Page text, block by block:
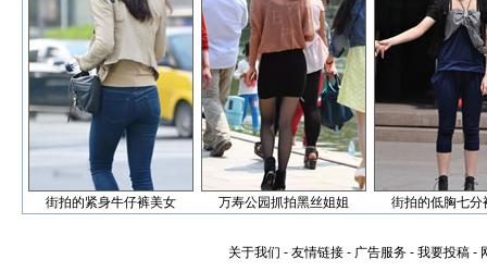
街拍的紧身牛仔裤美女 万寿公园抓拍黑丝姐姐 街拍的低胸七分
关于我们 - 友情链接 - 广告服务 - 我要投稿 -